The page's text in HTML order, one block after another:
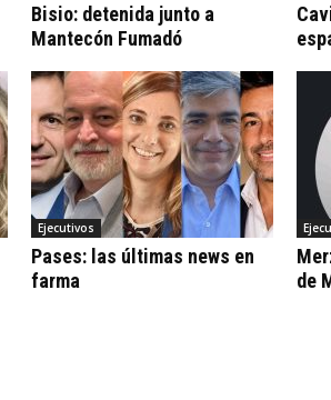
Bisio: detenida junto a
Mantecón Fumadó
Ejecutivos
Pases: las últimas news en
farma
de